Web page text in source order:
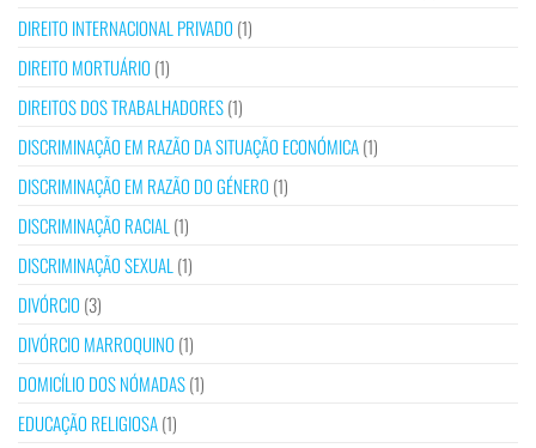
DIREITO INTERNACIONAL PRIVADO (1)
DIREITO MORTUÁRIO (1)
DIREITOS DOS TRABALHADORES(1)
DISCRIMINAÇÃO EM RAZÃO DA SITUAÇÃO ECONÓMICA(1)
DISCRIMINAÇÃO EM RAZÃO DO GÉNERO (1)
DISCRIMINAÇÃO RACIAL (1)
DISCRIMINAÇÃO SEXUAL (1)
DIVÓRCIO (3)
DIVÓRCIO MARROQUINO (1)
DOMICÍLIO DOS NÓMADAS(1)
EDUCAÇÃO RELIGIOSA(1)